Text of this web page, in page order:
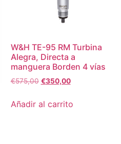
W&H TE-95 RM Turbina
Alegra, Directa a
manguera Borden 4 vías
€575,00 €350,00
Añadir al carrito